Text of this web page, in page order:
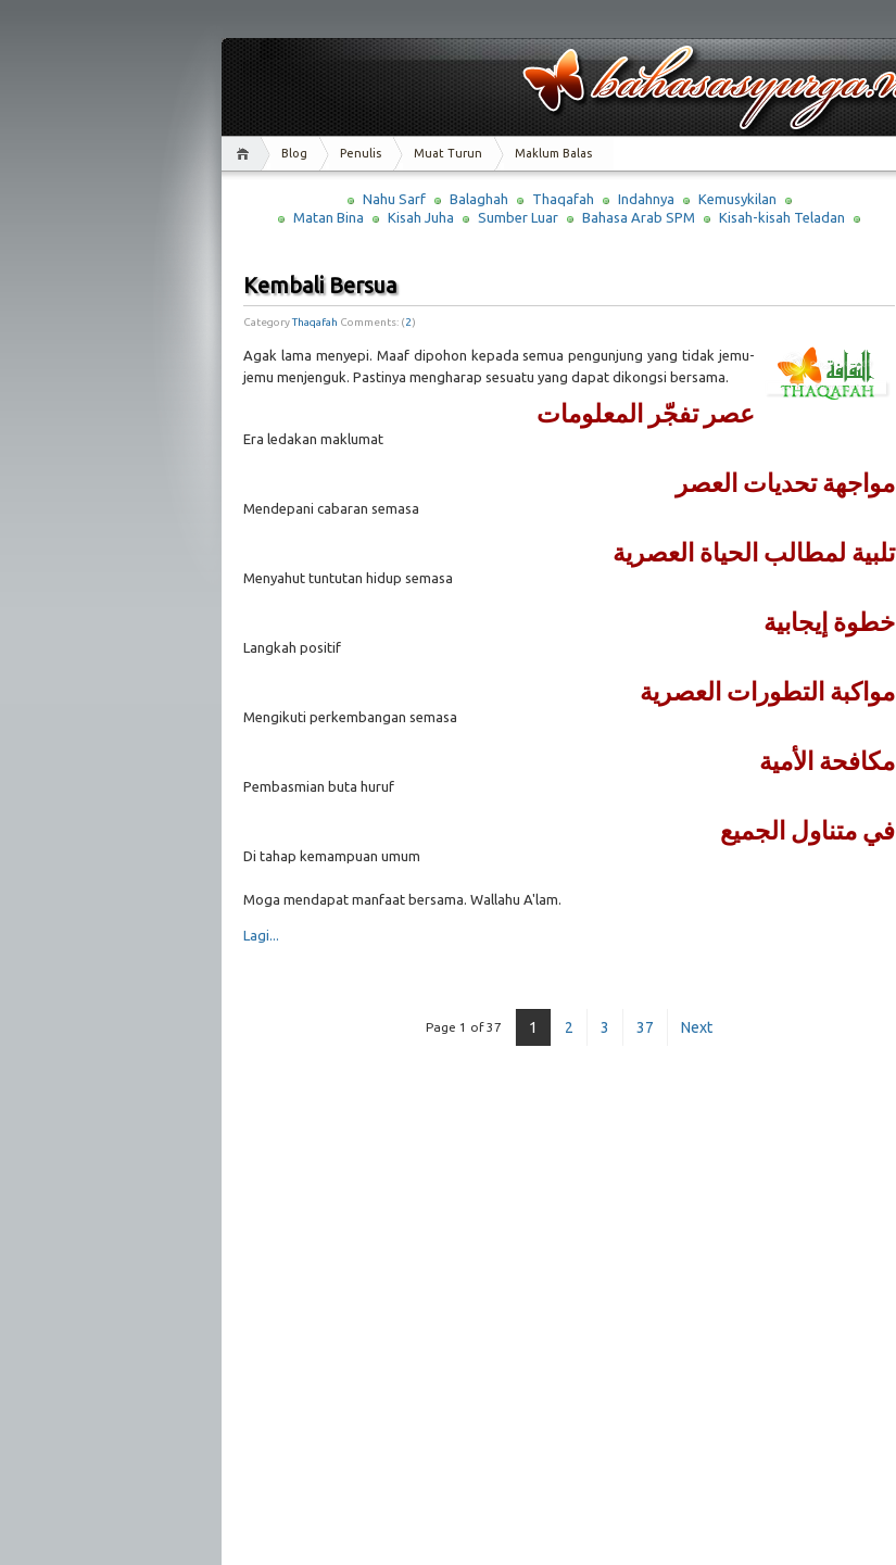
Blog Penulis Muat Turun Maklum Balas
Nahu Sarf Balaghah Thaqafah Indahnya
Kemusykilan
Matan Bina
Kisah Juha Sumber Luar Bahasa Arab SPM Kisah-kisah Teladan
Kembali Bersua
CategoryThaqafah Comments: (2)
Agak lama menyepi. Maaf dipohon kepada semua pengunjung yang tidak jemu-
jemu menjenguk. Pastinya mengharap sesuatu yang dapat dikongsi bersama.
عصر تفجّر المعلومات
Era ledakan maklumat
مواجهة تحديات العصر
Mendepani cabaran semasa
تلبية لمطالب الحياة العصرية
Menyahut tuntutan hidup semasa
خطوة إيجابية
Langkah positif
مواكبة التطورات العصرية
Mengikuti perkembangan semasa
مكافحة الأمية
Pembasmian buta huruf
في متناول الجميع
Di tahap kemampuan umum
Moga mendapat manfaat bersama. Wallahu A'lam.
Lagi...
Page 1 of 37 1 2 3 37 Next